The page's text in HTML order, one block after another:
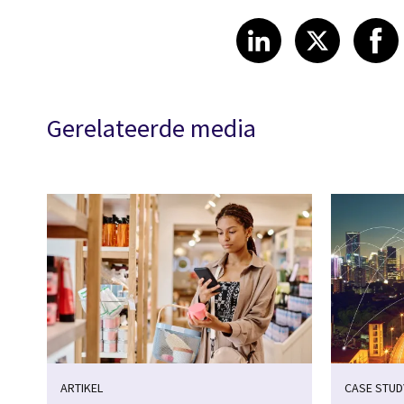
Share article
LinkedIn
Share
X
Gerelateerde media
ARTIKEL CASE